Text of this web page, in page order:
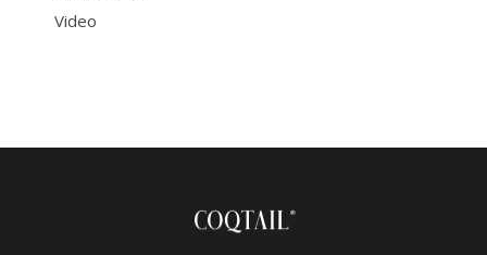
Video